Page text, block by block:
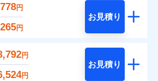
円
円
お見積り
円
円
お見積り